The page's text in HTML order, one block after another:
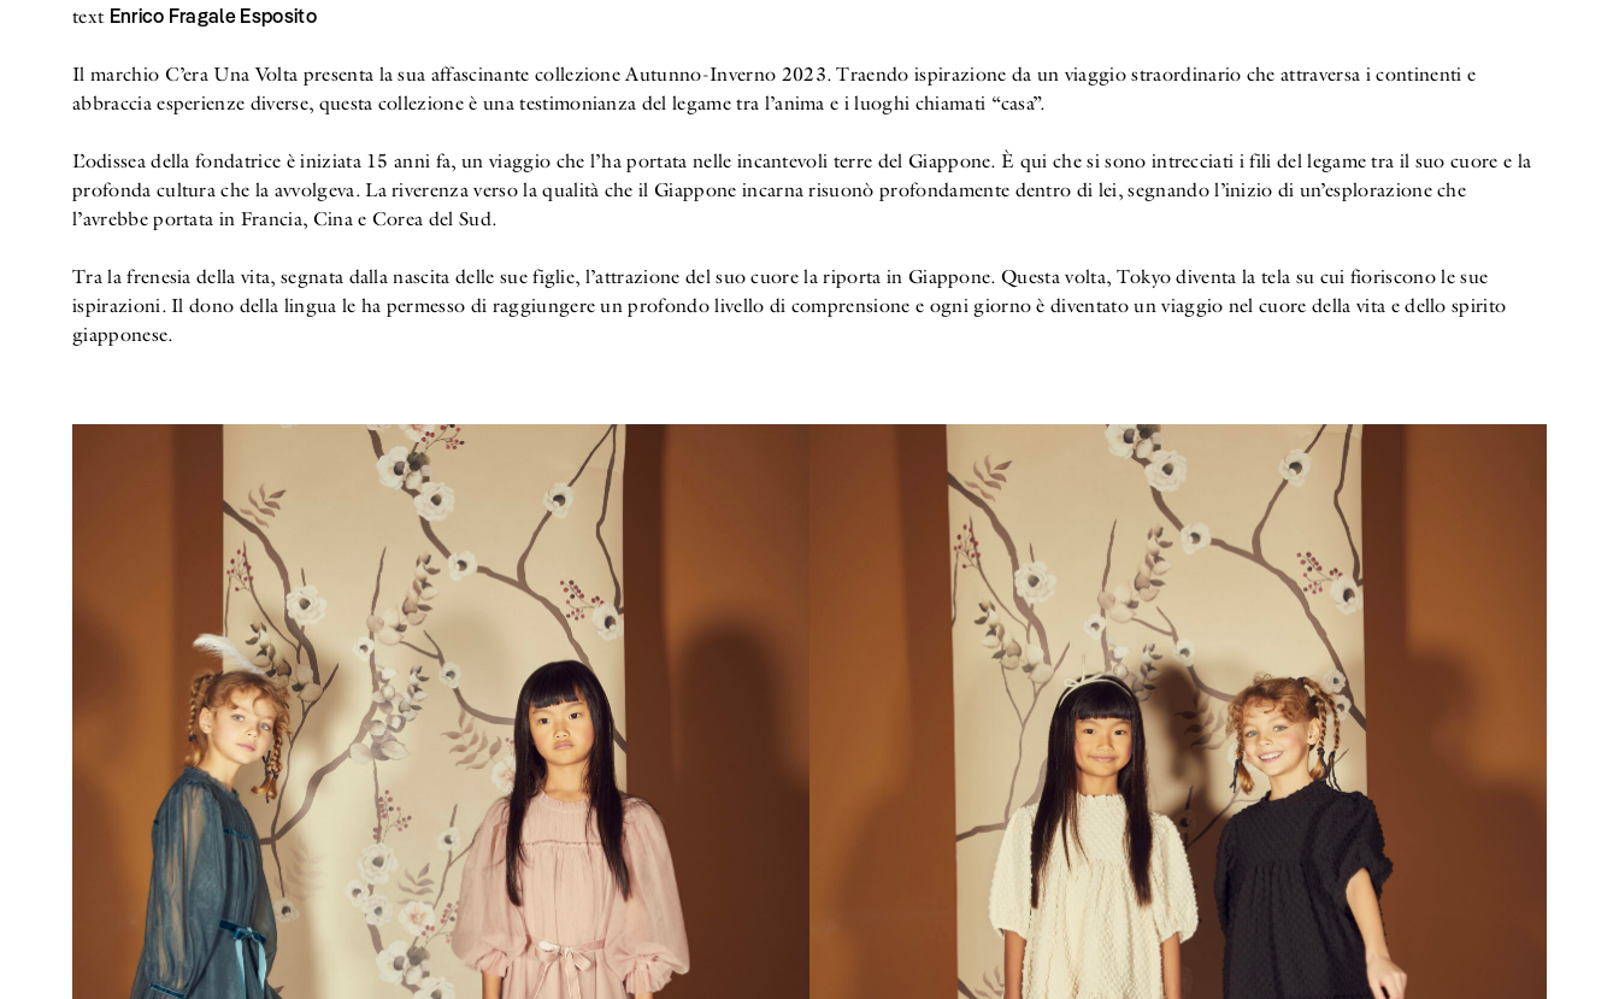
text Enrico Fragale Esposito
Il marchio C’era Una Volta presenta la sua affascinante collezione Autunno-Inverno 2023. Traendo ispirazione da un viaggio straordinario che attraversa i continenti e
abbraccia esperienze diverse, questa collezione è una testimonianza del legame tra l’anima e i luoghi chiamati “casa”.
L’odissea della fondatrice è iniziata 15 anni fa, un viaggio che l’ha portata nelle incantevoli terre del Giappone. È qui che si sono intrecciati i fili del legame tra il suo cuore e la
profonda cultura che la avvolgeva. La riverenza verso la qualità che il Giappone incarna risuonò profondamente dentro di lei, segnando l’inizio di un’esplorazione che
l’avrebbe portata in Francia, Cina e Corea del Sud.
Tra la frenesia della vita, segnata dalla nascita delle sue figlie, l’attrazione del suo cuore la riporta in Giappone. Questa volta, Tokyo diventa la tela su cui fioriscono le sue
ispirazioni. Il dono della lingua le ha permesso di raggiungere un profondo livello di comprensione e ogni giorno è diventato un viaggio nel cuore della vita e dello spirito
giapponese.